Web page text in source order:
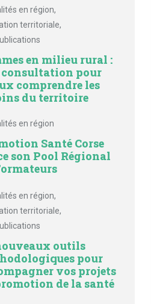
en région,
territoriale,
en milieu rural :
consultation pour
comprendre les
du territoire
en région
Santé Corse
son Pool Régional
en région,
territoriale,
outils
pour
vos projets
de la santé